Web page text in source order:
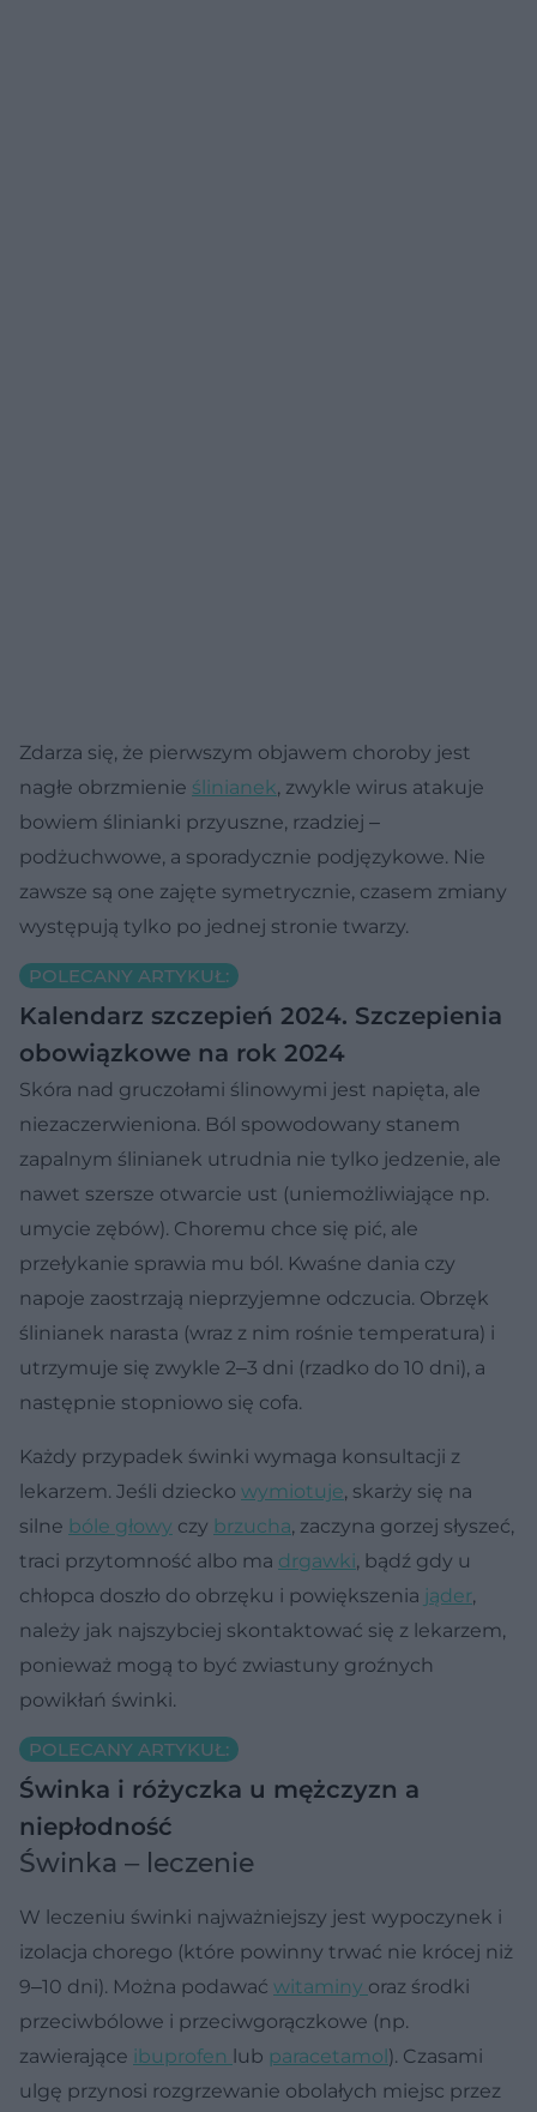
Zdarza się, że pierwszym objawem choroby jest
nagłe obrzmienie ślinianek, zwykle wirus atakuje
bowiem ślinianki przyuszne, rzadziej ‒
podżuchwowe, a sporadycznie podjęzykowe. Nie
zawsze są one zajęte symetrycznie, czasem zmiany
występują tylko po jednej stronie twarzy.
POLECANY ARTYKUŁ:
Kalendarz szczepień 2024. Szczepienia
obowiązkowe na rok 2024
Skóra nad gruczołami ślinowymi jest napięta, ale
niezaczerwieniona. Ból spowodowany stanem
zapalnym ślinianek utrudnia nie tylko jedzenie, ale
nawet szersze otwarcie ust (uniemożliwiające np.
umycie zębów). Choremu chce się pić, ale
przełykanie sprawia mu ból. Kwaśne dania czy
napoje zaostrzają nieprzyjemne odczucia. Obrzęk
ślinianek narasta (wraz z nim rośnie temperatura) i
utrzymuje się zwykle 2‒3 dni (rzadko do 10 dni), a
następnie stopniowo się cofa.
Każdy przypadek świnki wymaga konsultacji z
lekarzem. Jeśli dziecko wymiotuje, skarży się na
silne bóle głowy czy brzucha, zaczyna gorzej słyszeć,
traci przytomność albo ma drgawki, bądź gdy u
chłopca doszło do obrzęku i powiększenia jąder,
należy jak najszybciej skontaktować się z lekarzem,
ponieważ mogą to być zwiastuny groźnych
powikłań świnki.
POLECANY ARTYKUŁ:
Świnka i różyczka u mężczyzn a
niepłodność
Świnka ‒ leczenie
W leczeniu świnki najważniejszy jest wypoczynek i
izolacja chorego (które powinny trwać nie krócej niż
9‒10 dni). Można podawać witaminy oraz środki
przeciwbólowe i przeciwgorączkowe (np.
zawierające ibuprofen lub paracetamol). Czasami
ulgę przynosi rozgrzewanie obolałych miejsc przez